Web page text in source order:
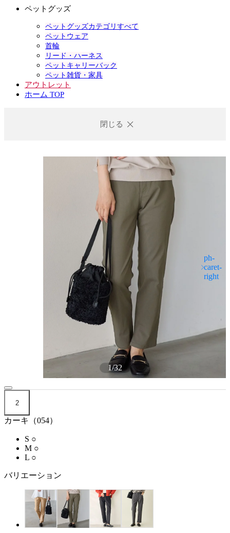
ペットグッズ
ペットグッズカテゴリすべて
ペットウェア
首輪
リード・ハーネス
ペットキャリーバック
ペット雑貨・家具
アウトレット
ホーム TOP
閉じる
1/32
2
カーキ（054）
S ○
M ○
L ○
バリエーション